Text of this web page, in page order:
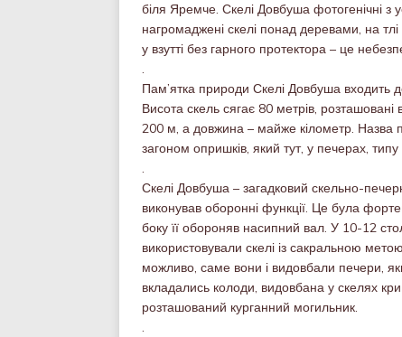
біля Яремче. Скелі Довбуша фотогенічні з
нагромаджені скелі понад деревами, на
у взутті без гарного протектора – це
.
Пам’ятка природи Скелі Довбуша входить
Висота скель сягає 80 метрів,
200 м, а довжина – майже кілометр. Назва
загоном опришків, який тут, у печерах,
.
Скелі Довбуша – загадковий скельно-
виконував оборонні функції. Це була
боку її обороняв насипний вал. У 10-12
використовували скелі із сакральною
можливо, саме вони і видовбали печери,
вкладались колоди, видовбана у скелях
розташований курганний могильник.
.